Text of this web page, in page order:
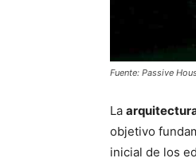
Fuente: Passive
La
objetivo
inicial de los